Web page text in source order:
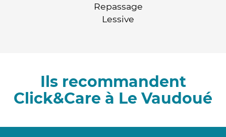
Repassage
Lessive
Ils recommandent
Click&Care à Le Vaudoué